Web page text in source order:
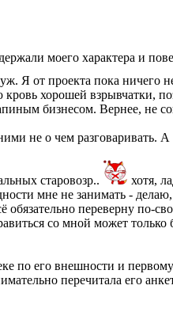
моего характера и
Я от проекта пока ничего
хорошей взрывчатки,
бизнесом. Вернее, не
не о чем разговаривать.
старовозр..
хотя,
мне не занимать -
обязательно переверну по-
со мной может
по его внешности и
перечитала его